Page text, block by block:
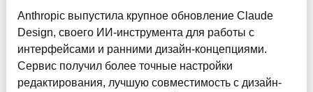
Anthropic выпустила крупное обновление Claude
Design, своего ИИ-инструмента для работы с
интерфейсами и ранними дизайн-концепциями.
Сервис получил более точные настройки
редактирования, лучшую совместимость с дизайн-